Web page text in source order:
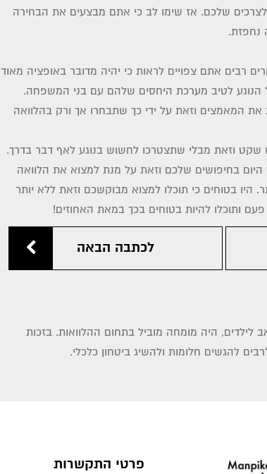
שלכם. אז שימו לב כי אתם מבצעים את הבחירה
נחפזת.
רבים אתם צפויים לראות כי יהיה מדובר באופציה מאוד
לטיב מערכת היחסים שלהם עם בני המשפחה.
המאמצים וזאת על ידי כך שתבחרו אך ורק בהלוואה
שקט וזאת מבלי שתצטרכו לחשוש בנוגע לאף דבר בדרך.
בחיפושים שלכם וזאת על מנת למצוא את הלוואה
היו בטוחים כי תוכלו למצוא מבוקשכם וזאת ללא יותר
פעם ותוכלו להיות בטוחים בכך במאת האחוזים!
לכתבה הבאה
בן 30, נשוי ואב לילדים, היה מומחה מוביל בתחום ההלוואות. בזכות
להגשים חלומות ולהשיג ביטחון כלכלי.
פרטי התקשרות